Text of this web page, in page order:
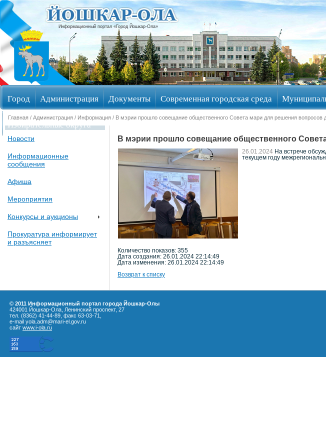
Информационный портал «Город Йошкар-Ола»
Город Администрация Документы Современная городская среда
Избирательные округа
Главная / Администрация / Информация / В мэрии прошло совещание общественного Совета мари для решения вопросов
Новости
Информационные
сообщения
Афиша
Мероприятия
Конкурсы и аукционы
Прокуратура информирует
и разъясняет
В мэрии прошло совещание общественного
26.01.2024 На встрече
текущем году
Количество показов: 355
Дата создания: 26.01.2024 22:14:49
Дата изменения: 26.01.2024 22:14:49
Возврат к списку
© 2011 Информационный портал города Йошкар-Олы
424001 Йошкар-Ола, Ленинский проспект, 27
тел. (8362) 41-44-89, факс 63-03-71,
e-mail yola.adm@mari-el.gov.ru
сайт www.i-ola.ru